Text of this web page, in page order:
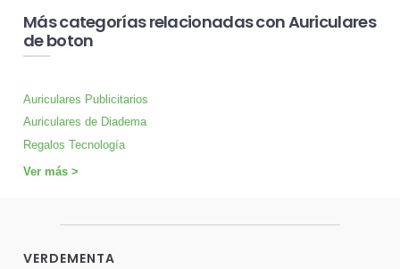
Más categorías relacionadas con Auriculares
de boton
Auriculares Publicitarios
Auriculares de Diadema
Regalos Tecnología
Ver más >
VERDEMENTA